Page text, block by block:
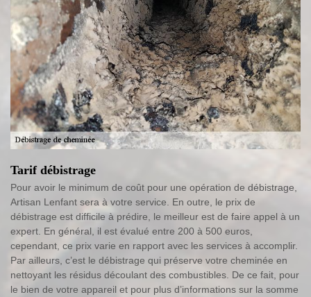
Tarif débistrage
Pour avoir le minimum de coût pour une opération de débistrage,
Artisan Lenfant sera à votre service. En outre, le prix de
débistrage est difficile à prédire, le meilleur est de faire appel à un
expert. En général, il est évalué entre 200 à 500 euros,
cependant, ce prix varie en rapport avec les services à accomplir.
Par ailleurs, c’est le débistrage qui préserve votre cheminée en
nettoyant les résidus découlant des combustibles. De ce fait, pour
le bien de votre appareil et pour plus d’informations sur la somme